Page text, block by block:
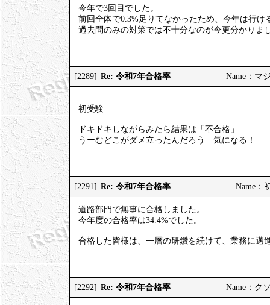
今年で3回目でした。
前回全体で0.3%足りてなかったため、今年は行
過去問のみの対策では不十分なのが今更分かりま
[2289] Re: 令和7年合格率 Name：マ
初受験
ドキドキしながらみたら結果は「不合格」
うーむどこがダメ立ったんだろう 気になる！
[2291] Re: 令和7年合格率 Name：
道路部門で無事に合格しました。
今年度の合格率は34.4%でした。
合格した皆様は、一層の研鑽を続けて、業務に邁
[2292] Re: 令和7年合格率 Name：ク